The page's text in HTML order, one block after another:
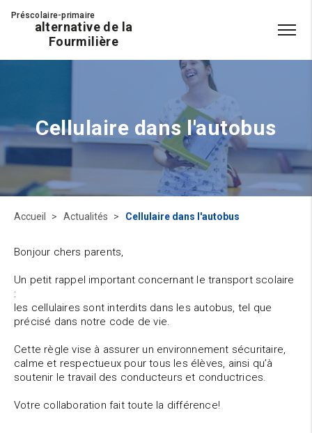
Préscolaire-primaire
alternative de la
Fourmilière
Cellulaire dans l'autobus
Accueil Actualités Cellulaire dans l'autobus
Bonjour chers parents,
Un petit rappel important concernant le transport scolaire
:
les cellulaires sont interdits dans les autobus, tel que
précisé dans notre code de vie.
Cette règle vise à assurer un environnement sécuritaire,
calme et respectueux pour tous les élèves, ainsi qu’à
soutenir le travail des conducteurs et conductrices.
Votre collaboration fait toute la différence!